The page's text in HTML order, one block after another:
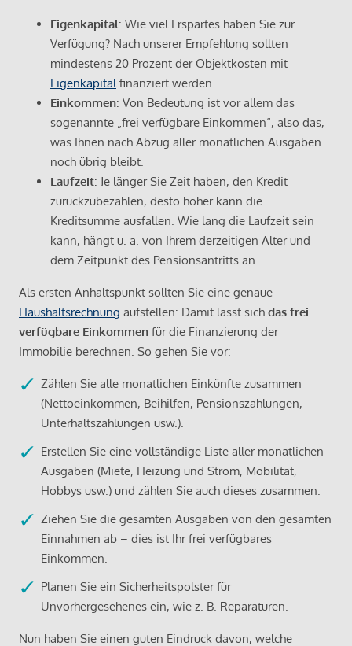
Eigenkapital: Wie viel Erspartes haben Sie zur
Verfügung? Nach unserer Empfehlung sollten
mindestens 20 Prozent der Objektkosten mit
Eigenkapital finanziert werden.
Einkommen: Von Bedeutung ist vor allem das
sogenannte „frei verfügbare Einkommen“, also das,
was Ihnen nach Abzug aller monatlichen Ausgaben
noch übrig bleibt.
Laufzeit: Je länger Sie Zeit haben, den Kredit
zurückzubezahlen, desto höher kann die
Kreditsumme ausfallen. Wie lang die Laufzeit sein
kann, hängt u. a. von Ihrem derzeitigen Alter und
dem Zeitpunkt des Pensionsantritts an.
Als ersten Anhaltspunkt sollten Sie eine genaue
Haushaltsrechnung aufstellen: Damit lässt sich das frei
verfügbare Einkommen für die Finanzierung der
Immobilie berechnen. So gehen Sie vor:
Zählen Sie alle monatlichen Einkünfte zusammen
(Nettoeinkommen, Beihilfen, Pensionszahlungen,
Unterhaltszahlungen usw.).
Erstellen Sie eine vollständige Liste aller monatlichen
Ausgaben (Miete, Heizung und Strom, Mobilität,
Hobbys usw.) und zählen Sie auch dieses zusammen.
Ziehen Sie die gesamten Ausgaben von den gesamten
Einnahmen ab – dies ist Ihr frei verfügbares
Einkommen.
Planen Sie ein Sicherheitspolster für
Unvorhergesehenes ein, wie z. B. Reparaturen.
Nun haben Sie einen guten Eindruck davon, welche